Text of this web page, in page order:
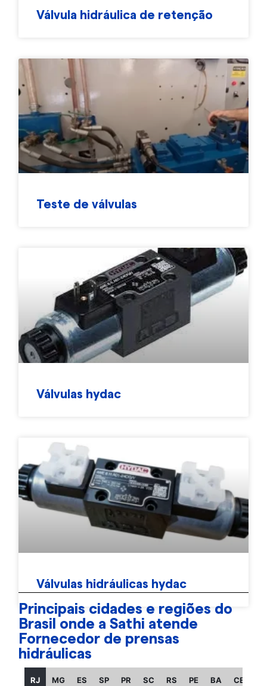
Válvula hidráulica de retenção
Teste de válvulas
Válvulas hydac
Válvulas hidráulicas hydac
Principais cidades e regiões do
Brasil onde a Sathi atende
Fornecedor de prensas
hidráulicas
RJ MG ES SP PR SC RS PE BA CE